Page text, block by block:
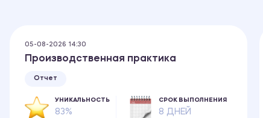
05-08-2026 14:30
Производственная практика
Отчет
УНИКАЛЬНОСТЬ
83%
СРОК ВЫПОЛНЕНИЯ
8 ДНЕЙ